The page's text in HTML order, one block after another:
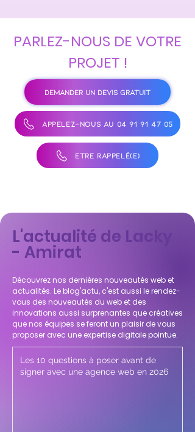
PARLEZ-NOUS DE VOTRE
PROJET !
DEMANDER UN DEVIS GRATUIT
APPELEZ-NOUS AU 04 91 91 47 05
ÊTRE RAPPELÉ(E)
L'actualité de Lacky
- Amirat
Découvrez nos dernières nouveautés web et
actualités. Le blog'actu, c'est aussi le rendez-
vous des nouveautés du web et des
innovations aussi surprenantes que créatives
que nos équipes se feront un plaisir de vous
proposer avec une expertise digitale pointue.
Les 10 questions à poser avant de
signer avec une agence web en 2026